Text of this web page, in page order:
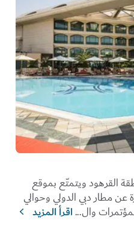
القرهود ويتمتّع بموقع
السيارة عن مطار دبي الدولي وحوالي
...اقرأ المزيد